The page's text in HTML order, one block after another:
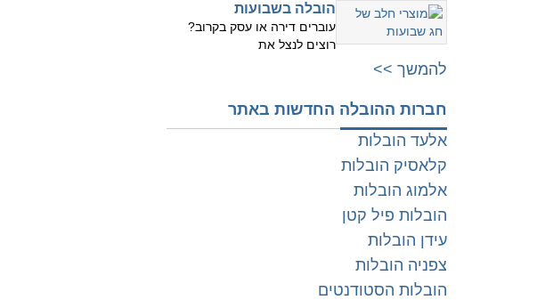
הובלה בשבועות
עוברים דירה או עסק בקרוב?
רוצים לנצל את
להמשך >>
חברות ההובלה החדשות באתר
אלעד הובלות
קלאסיק הובלות
אלמוג הובלות
הובלות פיל קטן
עידן הובלות
צפניה הובלות
הובלות הסטודנטים